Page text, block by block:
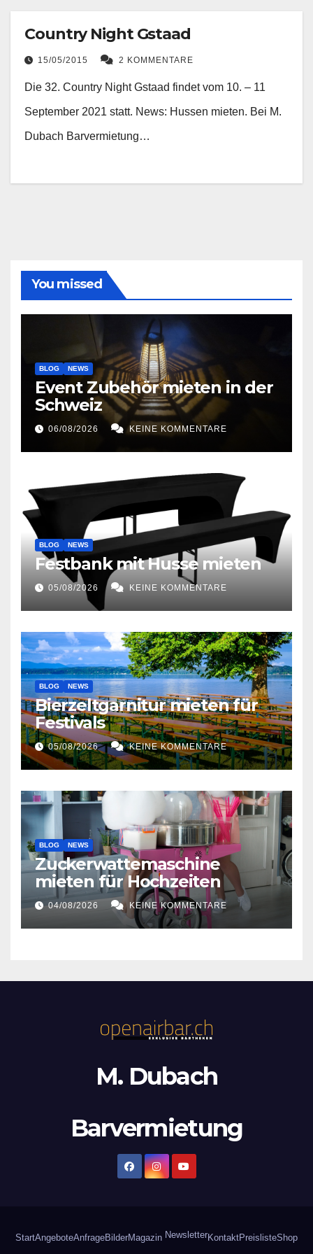
Country Night Gstaad
15/05/2015 2 KOMMENTARE
Die 32. Country Night Gstaad findet vom 10. – 11
September 2021 statt. News: Hussen mieten. Bei M.
Dubach Barvermietung…
You missed
BLOG NEWS
Event Zubehör mieten in der
Schweiz
06/08/2026 KEINE KOMMENTARE
BLOG NEWS
Festbank mit Husse mieten
05/08/2026 KEINE KOMMENTARE
BLOG NEWS
Bierzeltgarnitur mieten für
Festivals
05/08/2026 KEINE KOMMENTARE
BLOG NEWS
Zuckerwattemaschine
mieten für Hochzeiten
04/08/2026 KEINE KOMMENTARE
M. Dubach
Barvermietung
StartAngeboteAnfrageBilderMagazin NewsletterKontaktPreislisteShop